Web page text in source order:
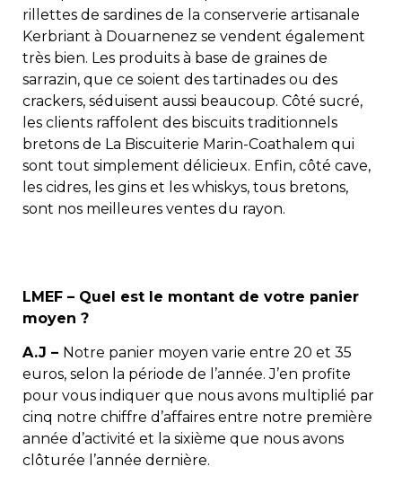
rillettes de sardines de la conserverie artisanale
Kerbriant à Douarnenez se vendent également
très bien. Les produits à base de graines de
sarrazin, que ce soient des tartinades ou des
crackers, séduisent aussi beaucoup. Côté sucré,
les clients raffolent des biscuits traditionnels
bretons de La Biscuiterie Marin-Coathalem qui
sont tout simplement délicieux. Enfin, côté cave,
les cidres, les gins et les whiskys, tous bretons,
sont nos meilleures ventes du rayon.
LMEF – Quel est le montant de votre panier
moyen ?
A.J – Notre panier moyen varie entre 20 et 35
euros, selon la période de l’année. J’en profite
pour vous indiquer que nous avons multiplié par
cinq notre chiffre d’affaires entre notre première
année d’activité et la sixième que nous avons
clôturée l’année dernière.